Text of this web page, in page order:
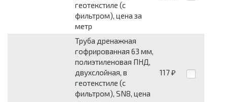
геотекстиле (с
фильтром), цена за
метр
Труба дренажная
гофрированная 63 мм,
полиэтиленовая ПНД,
двухслойная, в
геотекстиле (с
фильтром), SN8, цена
117 ₽